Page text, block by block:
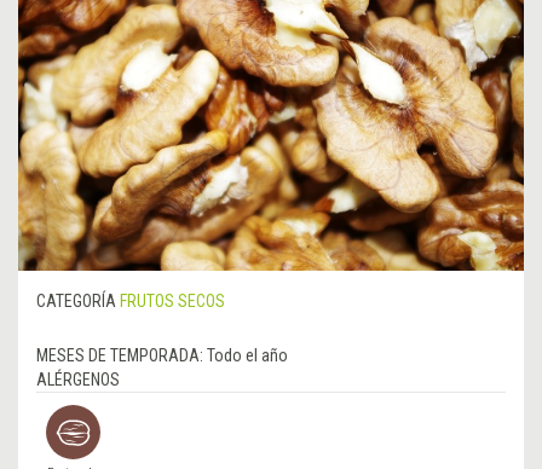
CATEGORÍA FRUTOS SECOS
MESES DE TEMPORADA: Todo el año
ALÉRGENOS